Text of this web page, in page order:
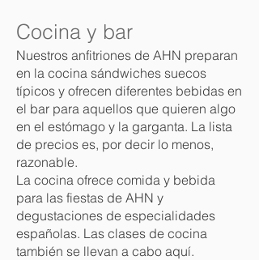
Cocina y bar
Nuestros anfitriones de AHN preparan
en la cocina sándwiches suecos
típicos y ofrecen diferentes bebidas en
el bar para aquellos que quieren algo
en el estómago y la garganta. La lista
de precios es, por decir lo menos,
razonable.
La cocina ofrece comida y bebida
para las fiestas de AHN y
degustaciones de especialidades
españolas. Las clases de cocina
también se llevan a cabo aquí.